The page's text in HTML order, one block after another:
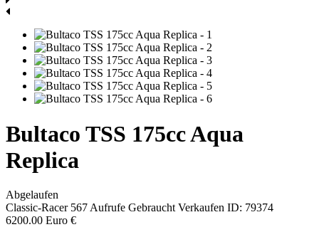
Bultaco TSS 175cc Aqua
Replica
Abgelaufen
Classic-Racer 567 Aufrufe Gebraucht Verkaufen ID: 79374
6200.00 Euro €